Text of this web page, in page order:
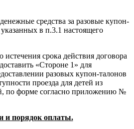
денежные средства за разовые купон-
в п.3.1 настоящего
истечения срока действия договора
«Стороне 1» для
разовых купон-талонов
проезда для детей из
по форме согласно приложению №
и порядок оплаты.